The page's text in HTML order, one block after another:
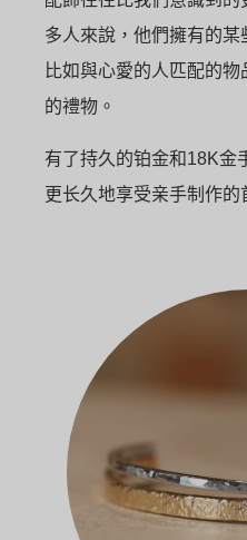
多人來說，他們擁有的某
比如與心愛的人匹配的
的禮物。
有了持久的铂金和18K金
更长久地享受亲手制作的